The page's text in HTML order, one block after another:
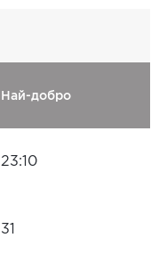
Най-добро
23:10
31